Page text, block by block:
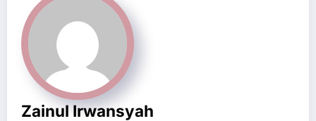
Zainul Irwansyah